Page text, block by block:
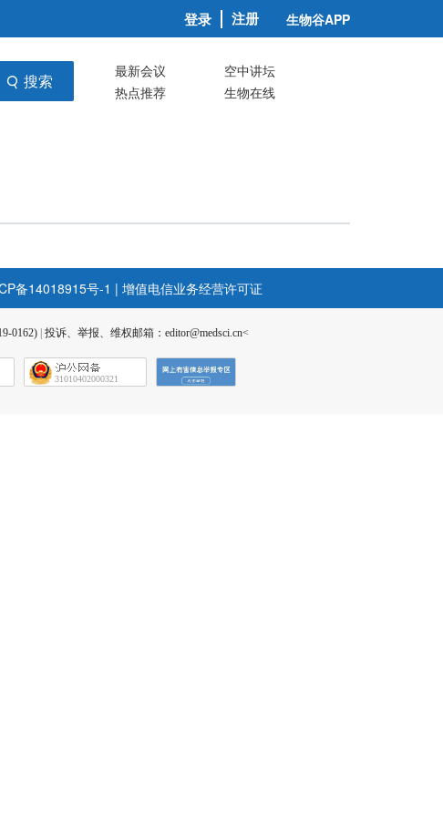
登录 注册 生物谷APP
搜索 最新会议
空中讲坛
热点推荐
生物在线
备14018915号-1 | 增值电信业务经营许可证
0162) 投诉、举报、维权邮箱：editor@medsci.cn<
31010402000321